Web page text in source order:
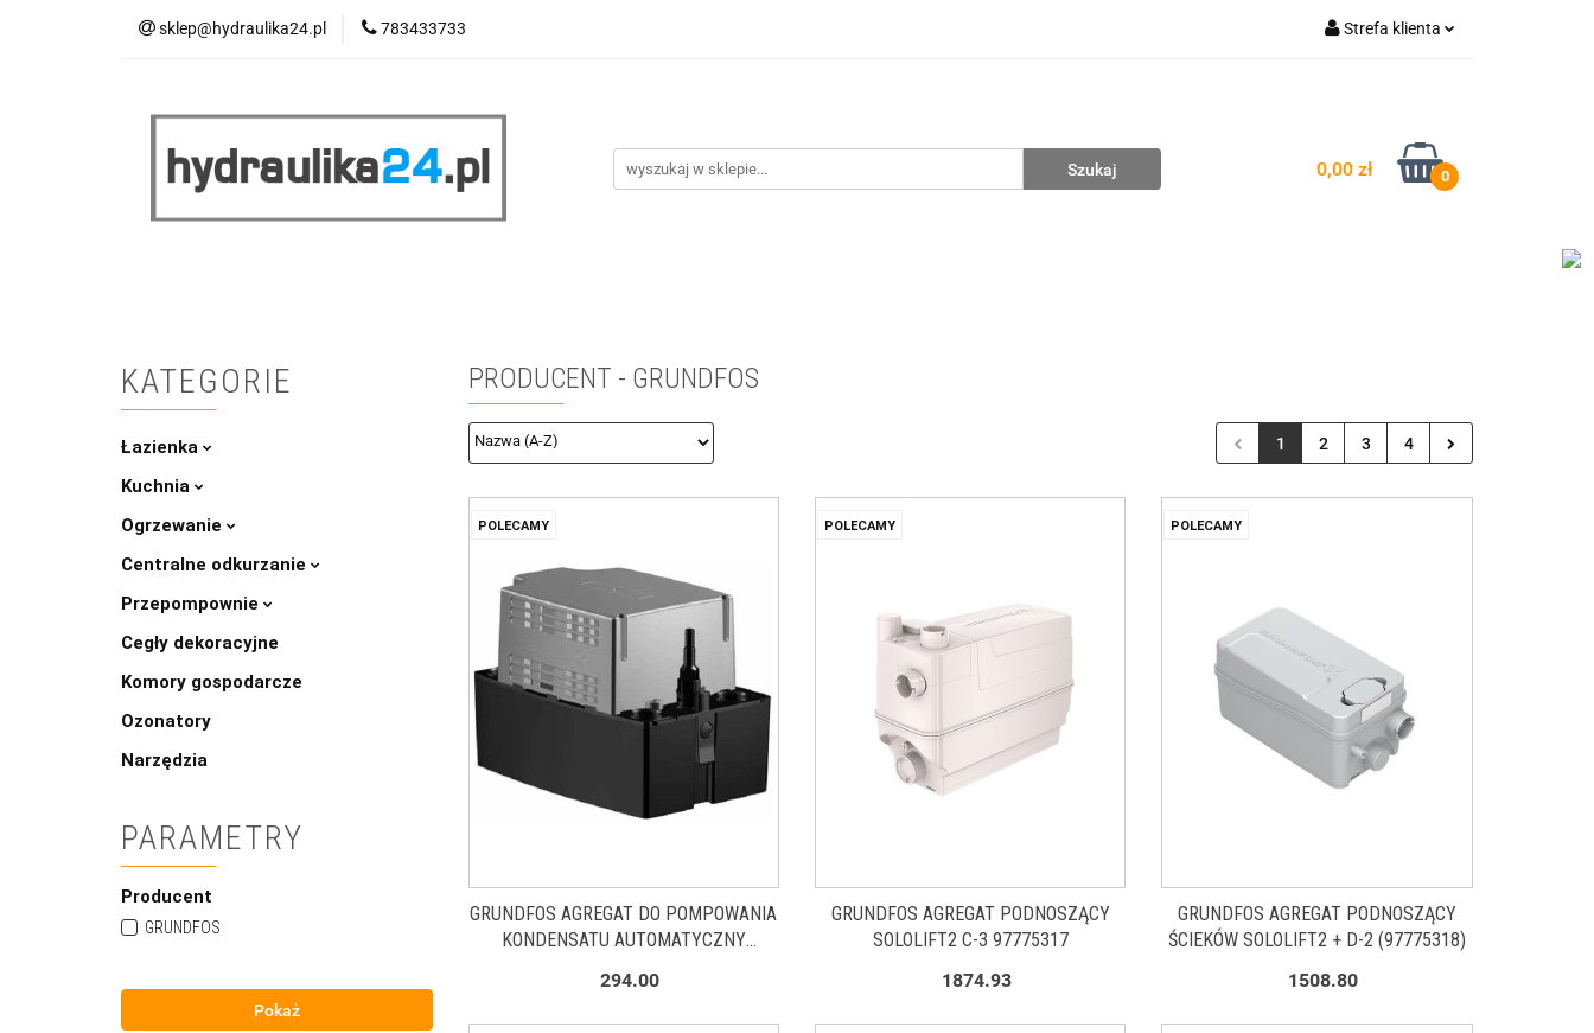
sklep@hydraulika24.pl 783433733 Strefa klienta
Dodaj zgłoszenie
0,00 zł 0
Łazienka
Wyprzedaż WYCENA ZESTAWÓW
KATEGORIE
Łazienka
Kuchnia
Ogrzewanie
Centralne odkurzanie
Przepompownie
Cegły dekoracyjne
Komory gospodarcze
Ozonatory
Narzędzia
PARAMETRY
Producent
GRUNDFOS
Pokaż
PRODUCENT - GRUNDFOS
1 2 3 4
POLECAMY
GRUNDFOS AGREGAT DO POMPOWANIA
KONDENSATU AUTOMATYCZNY
294.00
POLECAMY
GRUNDFOS AGREGAT PODNOSZĄCY
SOLOLIFT2 C-3 97775317
1874.93
POLECAMY
GRUNDFOS AGREGAT PODNOSZĄCY
ŚCIEKÓW SOLOLIFT2 + D-2 (97775318)
1508.80